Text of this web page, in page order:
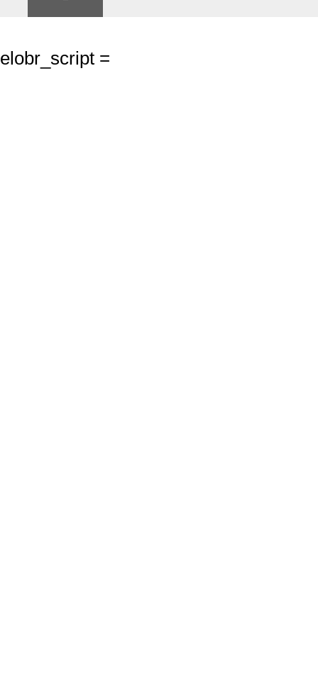
elobr_script =